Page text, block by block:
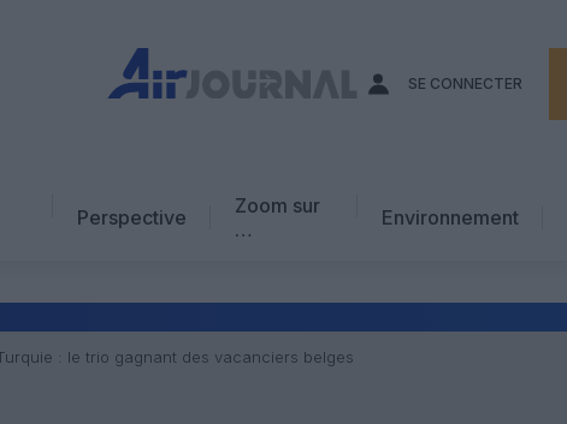
SE CONNECTER
Perspective
Zoom sur
…
Avis d’expert
Environnement
: le trio gagnant des vacanciers belges